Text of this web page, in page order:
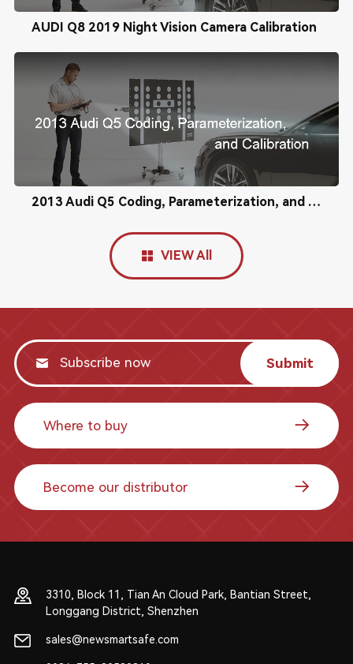
AUDI Q8 2019 Night Vision Camera Calibration
2013 Audi Q5 Coding, Parameterization, and Calibration
VIEW All
Submit
Where to buy
Become our distributor
3310, Block 11, Tian An Cloud Park, Bantian Street,
Longgang District, Shenzhen
sales@newsmartsafe.com